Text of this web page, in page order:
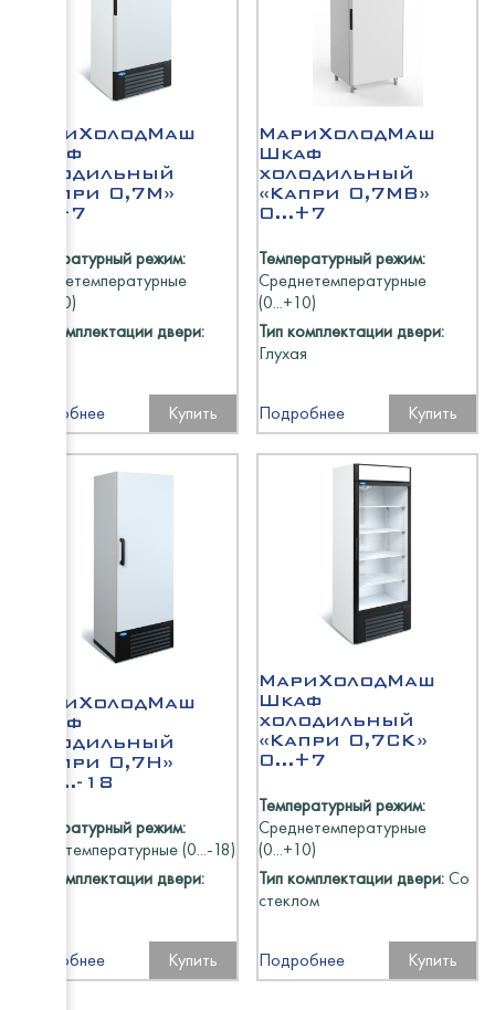
МариХолодМаш
Шкаф
холодильный
«Капри 0,7М»
0...+7
Температурный режим:
Среднетемпературные
(0...+10)
Тип комплектации двери:
Подробнее Купить
МариХолодМаш
Шкаф
холодильный
«Капри 0,7МВ»
0...+7
Температурный режим:
Среднетемпературные
(0...+10)
Тип комплектации двери:
Глухая
Подробнее Купить
МариХолодМаш
Шкаф
холодильный
«Капри 0,7Н»
-12...-18
Температурный режим:
Низкотемпературные (0...-18)
Тип комплектации двери:
Подробнее Купить
МариХолодМаш
Шкаф
холодильный
«Капри 0,7СК»
0...+7
Температурный режим:
Среднетемпературные
(0...+10)
Тип комплектации двери:Со
стеклом
Подробнее Купить